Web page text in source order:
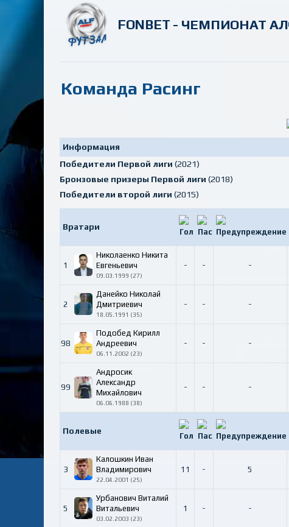
FONBET - ЧЕМПИОНАТ
Команда Расинг
Информация
Победители Первой лиги (2021)
Бронзовые призеры Первой лиги (2018)
Победители второй лиги (2015)
Вратари
1
Николаенко Никита
Евгеньевич
09.03.1999 (27)
- - -
2
Данейко Николай
Дмитриевич
18.05.1991 (35)
- - -
98
Подобед Кирилл
Андреевич
06.11.2002 (23)
- - -
99
Андросик
Александр
Михайлович
06.06.1988 (38)
- - -
Полевые
3
Калошкин Иван
Владимирович
22.04.2001 (25)
11 - 5
5
Урбанович Виталий
Витальевич
03.02.2003 (23)
1 - -